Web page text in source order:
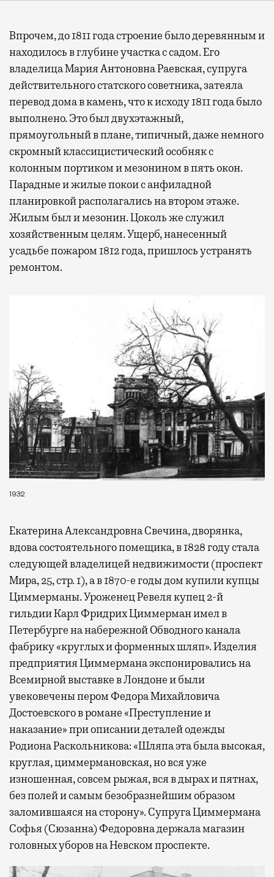
Современный путешественник часто берет
с собой не только чемодан, но и ноутбук.
А ожидание рейса все чаще превращается
не в потерянное время, а в возможность
спокойно закончить дела или спланировать
активности в путешествии, например
забронировать нужные билеты и рестораны.
Бизнес-зал становится местом, где можно
выпить кофе, наблюдая сквозь панорамные
окна за тем, как взлетают и садятся
самолеты. В Москве нет недостатка
в лаунжах. В аэропортах их обычно
несколько — в разных зонах воздушных
гаваней. На некоторых вокзалах — тоже.
Лаунжи доступны на Ленинградском,
Павелецком, Казанском, Ярославском
и Курском вокзалах.Попасть в бизнес-залы
могут держатели карт Mir Supreme. Причем
не только в столице. Всего доступно более
1000 бизнес-залов по всему миру.
Впрочем, до 1811 года строение было деревянным и
находилось в глубине участка с садом. Его
владелица Мария Антоновна Раевская, супруга
действительного статского советника, затеяла
перевод дома в камень, что к исходу 1811 года было
выполнено. Это был двухэтажный,
прямоугольный в плане, типичный, даже немного
скромный классицистический особняк с
колонным портиком и мезонином в пять окон.
Парадные и жилые покои с анфиладной
планировкой располагались на втором этаже.
Жилым был и мезонин. Цоколь же служил
хозяйственным целям. Ущерб, нанесенный
усадьбе пожаром 1812 года, пришлось устранять
ремонтом.
1932
Екатерина Александровна Свечина, дворянка,
вдова состоятельного помещика, в 1828 году стала
следующей владелицей недвижимости (проспект
Мира, 25, стр. 1), а в 1870-е годы дом купили купцы
Циммерманы. Уроженец Ревеля купец 2-й
гильдии Карл Фридрих Циммерман имел в
Петербурге на набережной Обводного канала
фабрику «круглых и форменных шляп». Изделия
предприятия Циммермана экспонировались на
Всемирной выставке в Лондоне и были
увековечены пером Федора Михайловича
Достоевского в романе «Преступление и
наказание» при описании деталей одежды
Родиона Раскольникова: «Шляпа эта была высокая,
круглая, циммермановская, но вся уже
изношенная, совсем рыжая, вся в дырах и пятнах,
без полей и самым безобразнейшим образом
заломившаяся на сторону». Супруга Циммермана
Софья (Сюзанна) Федоровна держала магазин
головных уборов на Невском проспекте.